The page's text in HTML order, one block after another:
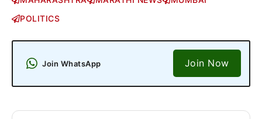
POLITICS
Join WhatsApp Join Now